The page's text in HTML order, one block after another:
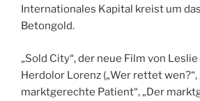
Internationales Kapital kreist um
Betongold.
„Sold City“, der neue Film von
Herdolor Lorenz („Wer rettet wen?“,
marktgerechte Patient“, „Der